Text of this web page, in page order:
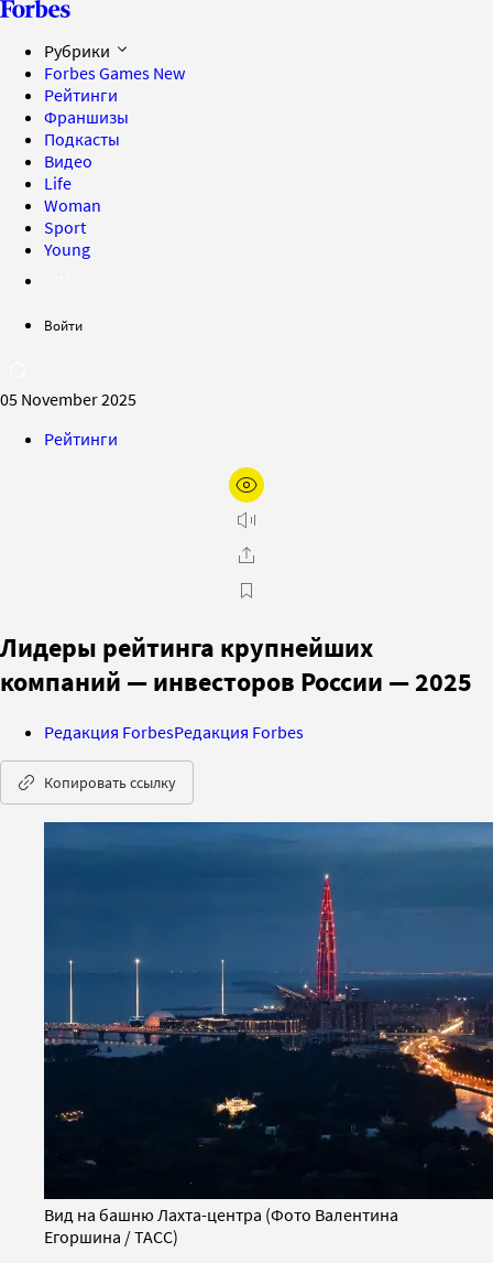
Рубрики
Forbes Games New
Рейтинги
Франшизы
Подкасты
Видео
Life
Woman
Sport
Young
Войти
05 November 2025
Рейтинги
Лидеры рейтинга крупнейших
компаний — инвесторов России — 2025
Редакция ForbesРедакция Forbes
Копировать ссылку
Вид на башню Лахта-центра (Фото Валентина
Егоршина / ТАСС)